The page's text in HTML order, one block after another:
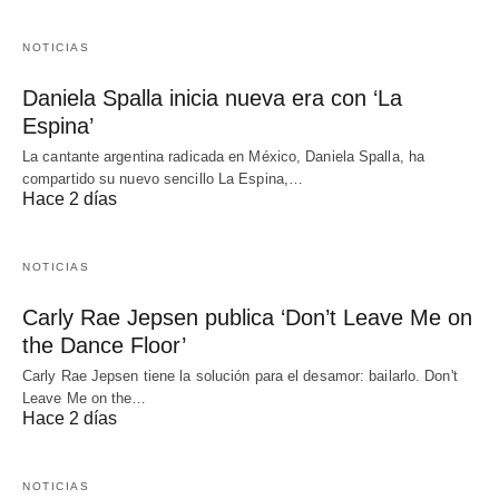
NOTICIAS
Daniela Spalla inicia nueva era con ‘La
Espina’
La cantante argentina radicada en México, Daniela Spalla, ha
compartido su nuevo sencillo La Espina,…
Hace 2 días
NOTICIAS
Carly Rae Jepsen publica ‘Don’t Leave Me on
the Dance Floor’
Carly Rae Jepsen tiene la solución para el desamor: bailarlo. Don't
Leave Me on the…
Hace 2 días
NOTICIAS